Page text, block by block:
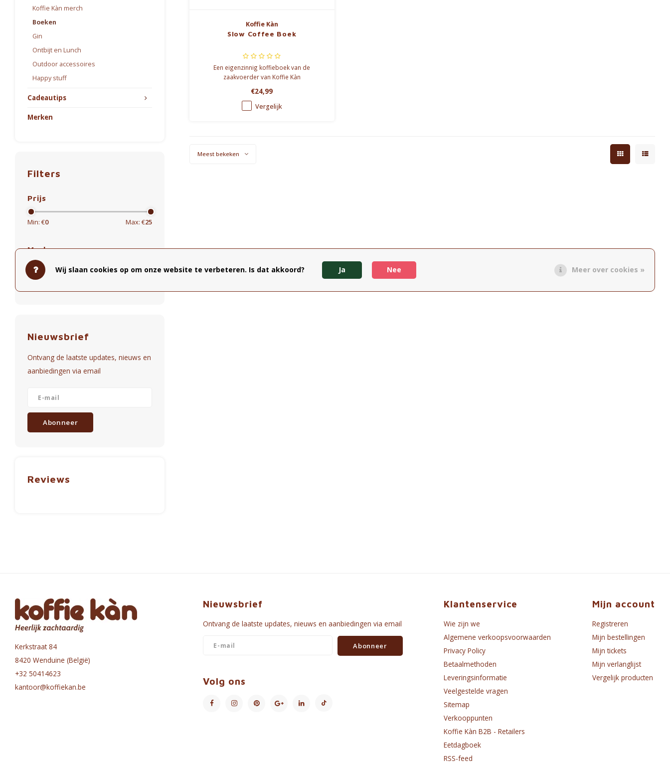
Koffie Kàn merch
Boeken
Gin
Ontbijt en Lunch
Outdoor accessoires
Happy stuff
Cadeautips
Merken
Filters
Prijs
Min: €0 Max: €25
Merken
Alle merken
Nieuwsbrief
Ontvang de laatste updates, nieuws en
aanbiedingen via email
Abonneer
Reviews
Koffie Kàn
Slow Coffee Boek
Een eigenzinnig koffieboek van de
zaakvoerder van Koffie Kàn
€24,99
Vergelijk
Meest bekeken
Kerkstraat 84
8420 Wenduine (België)
+32 50414623
kantoor@koffiekan.be
Nieuwsbrief
Ontvang de laatste updates, nieuws en aanbiedingen via email
Abonneer
Volg ons
Klantenservice
Wie zijn we
Algemene verkoopsvoorwaarden
Privacy Policy
Betaalmethoden
Leveringsinformatie
Veelgestelde vragen
Sitemap
Verkooppunten
Koffie Kàn B2B - Retailers
Eetdagboek
RSS-feed
Mijn account
Registreren
Mijn bestellingen
Mijn tickets
Mijn verlanglijst
Vergelijk producten
Wij slaan cookies op om onze website te verbeteren. Is dat akkoord? Ja Nee Meer over cookies »